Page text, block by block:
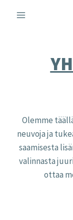
sisältöön
Olemme
neuvoja ja
saamisesta
valinnasta
ottaa